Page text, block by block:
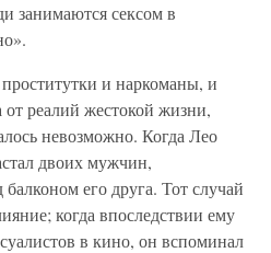
занимаются сексом в
и наркоманы, и
реалий жестокой жизни,
невозможно. Когда Лео
двоих мужчин,
его друга. Тот случай
когда впоследствии ему
в кино, он вспоминал